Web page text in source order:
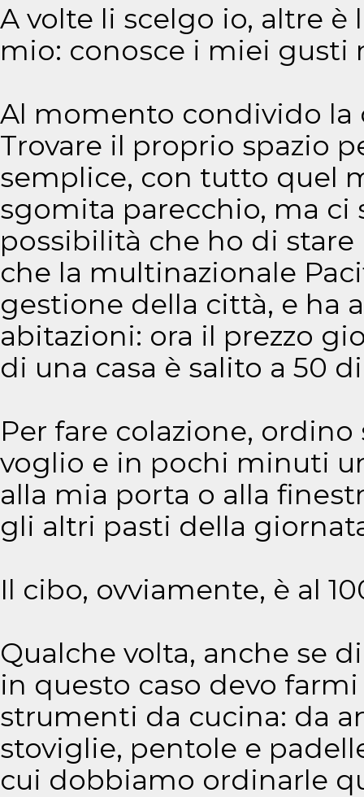
A volte li scelgo io, altre è
mio: conosce i miei gusti
Al momento condivido la
Trovare il proprio spazio
semplice, con tutto quel
sgomita parecchio, ma ci
possibilità che ho di
che la multinazionale
gestione della città, e ha
abitazioni: ora il prezzo
di una casa è salito a 50
Per fare colazione,
voglio e in pochi minuti
alla mia porta o alla
gli altri pasti della
Il cibo, ovviamente, è al
Qualche volta, anche se
in questo caso devo
strumenti da cucina: da
stoviglie, pentole e
cui dobbiamo ordinarle